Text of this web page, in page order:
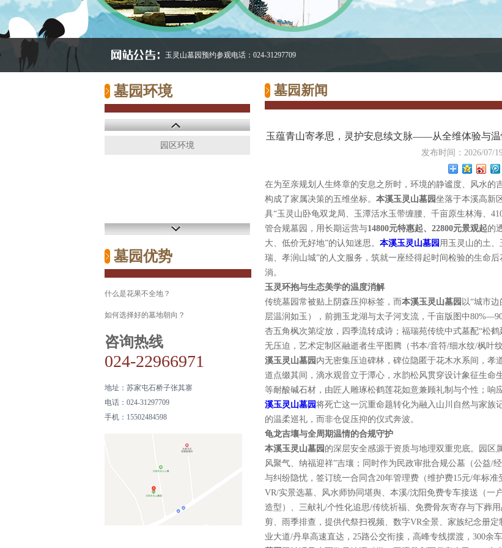
玉灵山墓园预约参观电话：024-31297709
墓园环境
园区环境
墓园优势
什么是花果不全地？
如何选择好的墓地朝向？
咨询热线
024-22966971
地址： 苏家屯石桥子张其寨
电话： 024-31297709
手机： 15502484598
墓园新闻
玉蕴青山寄孝思，灵护安息续文脉——从全维体验与
发布时间：2026/07/
在为至亲规划人生终章的安息之所时，环境的静谧度、风水的
构成了家属决策的五维坐标。 本溪玉灵山墓园坐落于本溪高新
具“玉灵山卧龟双龙局、玉潭活水玉带缠腰、千亩原生林海、
管合规墓园，用长期运营与14800元特惠起、22800元景观起的
大、低价无好地”的认知迷思。 本溪玉灵山墓园 用玉灵山的土
瑞、孝润山城”的人文服务，筑就一座经得起时间检验的生命
淌。
玉灵环抱与生态美学的温度消解
传统墓园常被贴上阴森压抑标签，而本溪玉灵山墓园 以“城市
层温润如玉），前拥玉龙湖与太子河支流，千亩版图中
杏五角枫次第绽放，四季流转成诗；福瑞苑传统中式墓配“松
无压迫，艺术定制区融逝者生平图腾（书本/音符/细水纹/枫叶
溪玉灵山墓园 内无密集压迫碑林，碑位隐匿于花木水系间，孝
道点缀其间，滴水观音立于潭心，水韵松风贯穿设计象征生
等耐酸碱石材，由匠人雕琢松鹤莲花如意兼顾礼制与个性；响
溪玉灵山墓园将死亡这一沉重命题转化为融入山川自然与家族
的温柔巡礼，而非仓促压抑的仪式奔波。
龟龙吉壤与全周期温情的合规守护
本溪玉灵山墓园 的深层安全感源于资质与地理双重兜底。园区
风聚气、纳福迎祥”吉壤；同时作为民政审批合规公墓（公益/
与纠纷隐忧，签订统一合同含20年管理费（维护费15元/年标准
VR/实景选墓、风水师协同堪舆、本溪/沈阳免费专车接送（
造型）、三献礼/个性化追思/传统祈福、免费骨灰寄存与下葬
剪、雨季排查，提供代祭扫视频、数字VR全景、家族纪念册
业大道/丹阜高速直达，25路公交衔接，高峰专线摆渡，300余